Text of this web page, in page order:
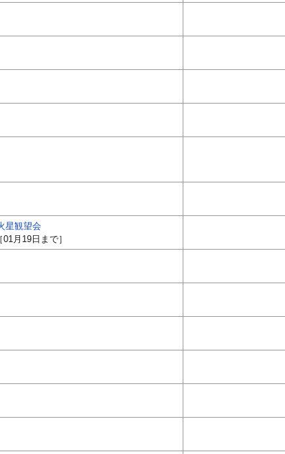
星観望会
［01月19日まで］